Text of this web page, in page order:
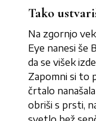
Tako
Na zgornjo
Eye nanesi še
da se višek
Zapomni si to
črtalo
obriši s prsti,